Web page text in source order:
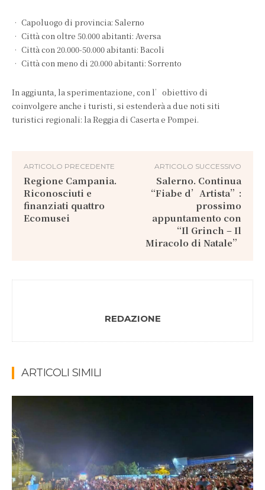
• Capoluogo di provincia: Salerno
• Città con oltre 50.000 abitanti: Aversa
• Città con 20.000-50.000 abitanti: Bacoli
• Città con meno di 20.000 abitanti: Sorrento
In aggiunta, la sperimentazione, con l’obiettivo di
coinvolgere anche i turisti, si estenderà a due noti siti
turistici regionali: la Reggia di Caserta e Pompei.
ARTICOLO PRECEDENTE
Regione Campania.
Riconosciuti e
finanziati quattro
Ecomusei
ARTICOLO SUCCESSIVO
Salerno. Continua
“Fiabe d’Artista”:
prossimo
appuntamento con
“Il Grinch – Il
Miracolo di Natale”
REDAZIONE
ARTICOLI SIMILI